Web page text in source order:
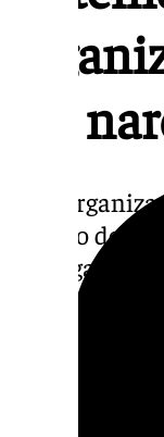
del
Esta
reparto de
encargaban
vehículos,